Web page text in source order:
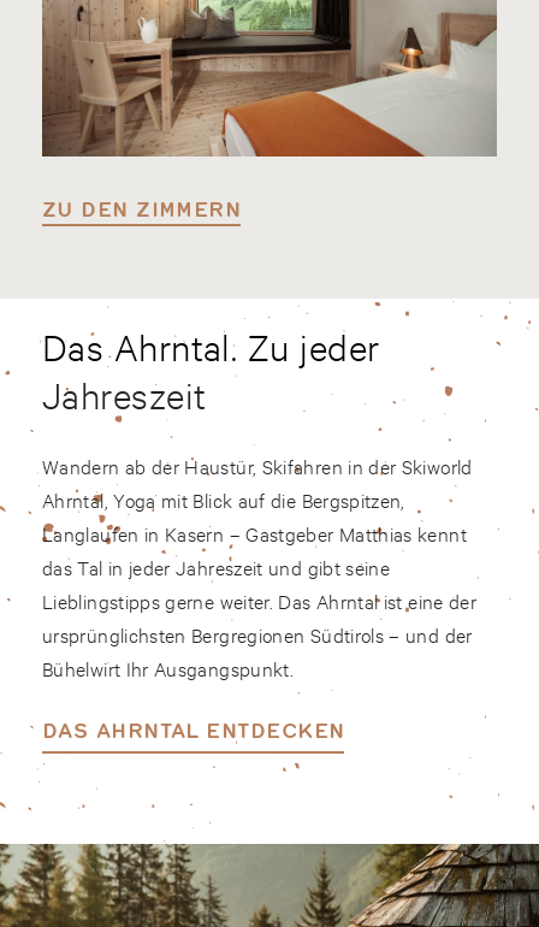
ZU DEN ZIMMERN
Das Ahrntal. Zu jeder
Jahreszeit
Wandern ab der Haustür, Skifahren in der Skiworld
Ahrntal, Yoga mit Blick auf die Bergspitzen,
Langlaufen in Kasern – Gastgeber Matthias kennt
das Tal in jeder Jahreszeit und gibt seine
Lieblingstipps gerne weiter. Das Ahrntal ist eine der
ursprünglichsten Bergregionen Südtirols – und der
Bühelwirt Ihr Ausgangspunkt.
DAS AHRNTAL ENTDECKEN